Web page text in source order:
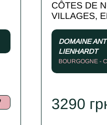
CÔTES DE
VILLAGES,
DOMAINE
LIENHARDT
BOURGOGNE
3290